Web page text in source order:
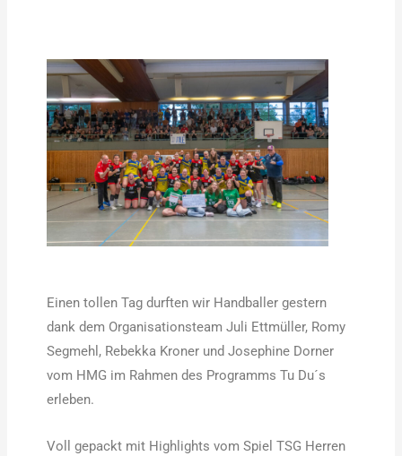
Einen tollen Tag durften wir Handballer gestern
dank dem Organisationsteam Juli Ettmüller, Romy
Segmehl, Rebekka Kroner und Josephine Dorner
vom HMG im Rahmen des Programms Tu Du´s
erleben.
Voll gepackt mit Highlights vom Spiel TSG Herren